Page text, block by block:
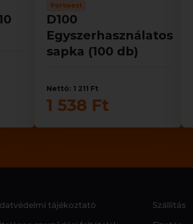
Portwest
D100
Egyszerhasználatos
sapka (100 db)
Nettó: 1 211 Ft
1 538 Ft
tájékoztató Szállítás